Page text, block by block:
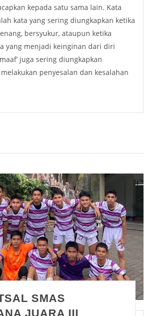
kepada satu sama lain. Kata
kata yang sering diungkapkan ketika
bersyukur, ataupun ketika
yang menjadi keinginan dari diri
juga sering diungkapkan
penyesalan dan kesalahan
SMAS
JUARA III